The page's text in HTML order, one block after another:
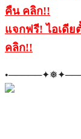
คืน คลิก!!
แจกฟรี! ไอเดีย
คลิก!!